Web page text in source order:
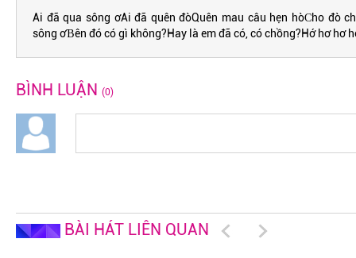
Ai đã qua sông ơAi đã quên đòQuên mau câu hẹn hòϹho đò
sông ơƁên đó có gì không?Haу là em đã có, có chồng?Hớ hơ hơ
BÌNH LUẬN (0)
BÀI HÁT LIÊN QUAN